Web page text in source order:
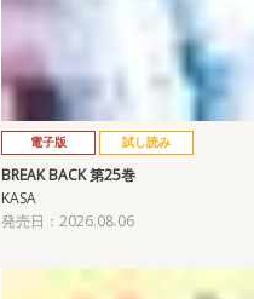
電子版 試し読み
BREAK BACK 第25巻
KASA
発売日：2026.08.06